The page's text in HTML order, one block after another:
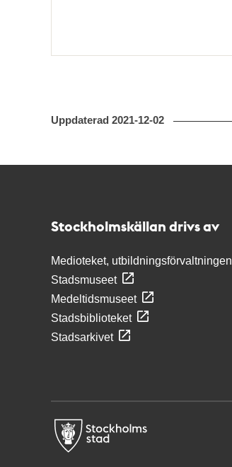
Uppdaterad 2021-12-02
Stockholmskällan drivs av
Medioteket, utbildningsförvaltningen
Stadsmuseet
Medeltidsmuseet
Stadsbiblioteket
Stadsarkivet